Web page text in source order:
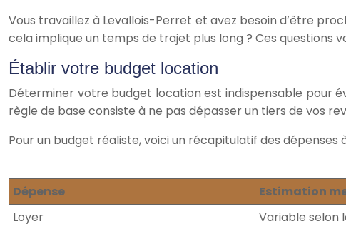
Vous travaillez à Levallois-Perret et avez besoin d’être
cela implique un temps de trajet plus long ? Ces
Établir votre budget location
Déterminer votre budget location est indispensable pour
règle de base consiste à ne pas dépasser un tiers de vos
Pour un budget réaliste, voici un récapitulatif des dépenses
Dépense Estimation
Loyer
Variable selon